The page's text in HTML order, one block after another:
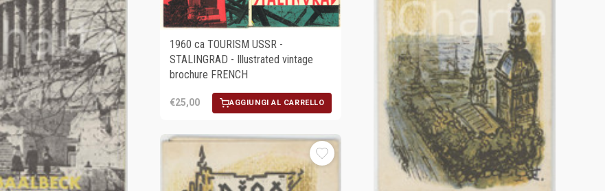
1960 ca TOURISM USSR -
STALINGRAD - Illustrated vintage
brochure FRENCH
€25,00 AGGIUNGI AL CARRELLO